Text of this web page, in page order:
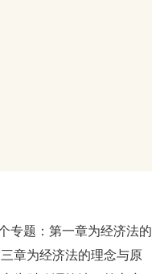
题：第一章为经济法的
章为经济法的理念与原